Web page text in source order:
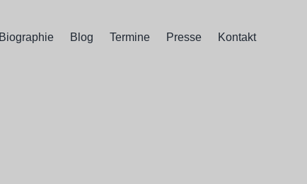
Biographie Blog Termine Presse Kontakt